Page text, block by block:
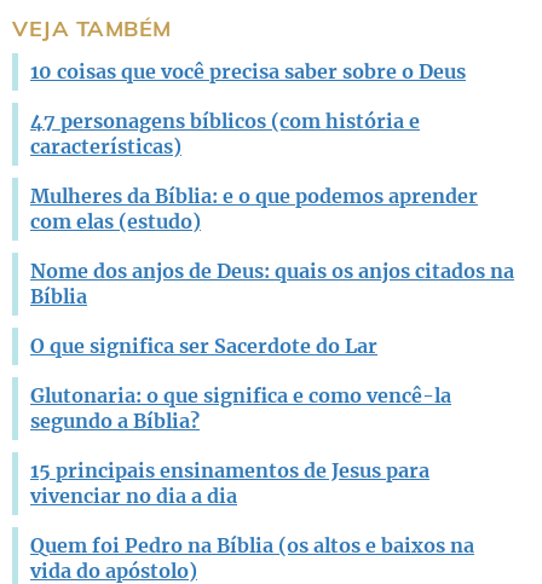
VEJA TAMBÉM
10 coisas que você precisa saber sobre o Deus
47 personagens bíblicos (com história e
características)
Mulheres da Bíblia: e o que podemos aprender
com elas (estudo)
Nome dos anjos de Deus: quais os anjos citados na
Bíblia
O que significa ser Sacerdote do Lar
Glutonaria: o que significa e como vencê-la
segundo a Bíblia?
15 principais ensinamentos de Jesus para
vivenciar no dia a dia
Quem foi Pedro na Bíblia (os altos e baixos na
vida do apóstolo)